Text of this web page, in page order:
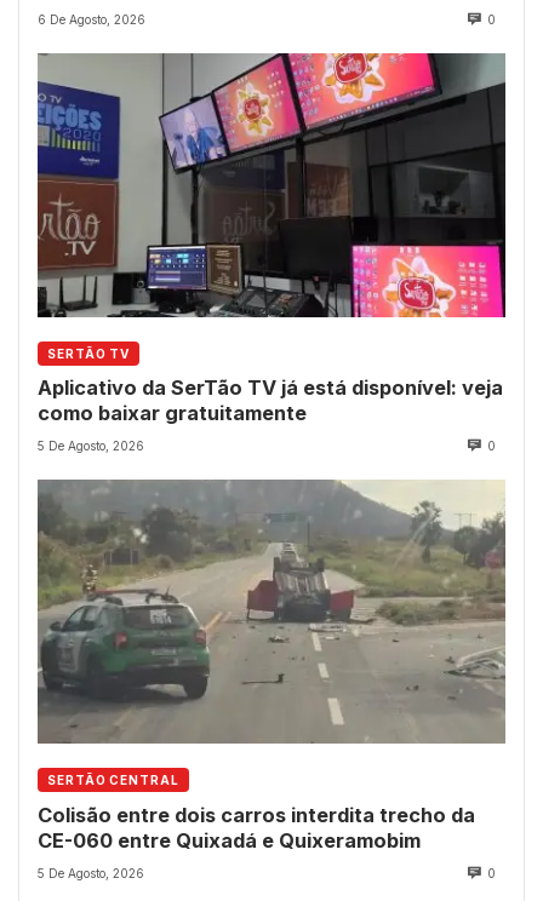
6 De Agosto, 2026 0
SERTÃO TV
Aplicativo da SerTão TV já está disponível: veja
como baixar gratuitamente
5 De Agosto, 2026 0
SERTÃO CENTRAL
Colisão entre dois carros interdita trecho da
CE-060 entre Quixadá e Quixeramobim
5 De Agosto, 2026 0